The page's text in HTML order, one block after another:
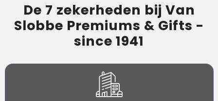
De 7 zekerheden bij Van
Slobbe Premiums & Gifts -
since 1941